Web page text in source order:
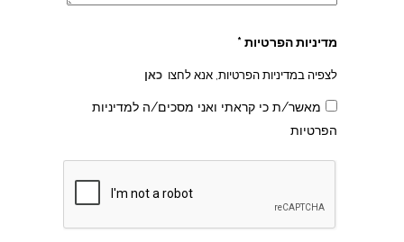
מדיניות הפרטיות *
לצפיה במדיניות הפרטיות, אנא לחצו כאן
מאשר/ת כי קראתי ואני מסכים/ה למדיניות
הפרטיות